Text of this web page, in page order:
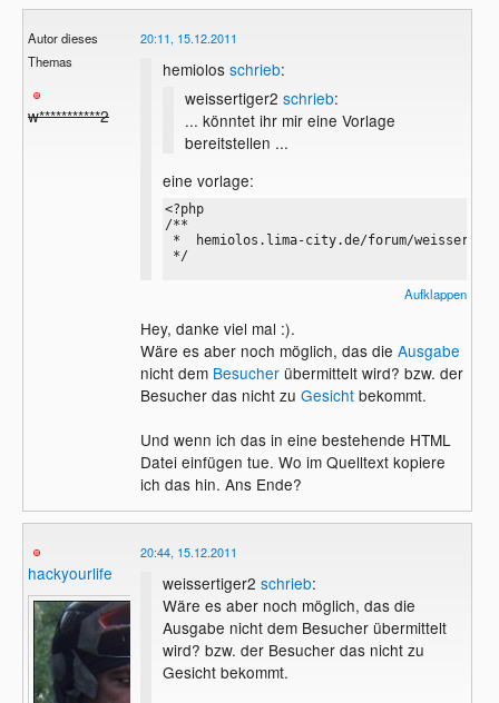
Autor dieses
Themas
w***********2
20:11, 15.12.2011
hemiolos schrieb:
weissertiger2 schrieb:
... könntet ihr mir eine Vorlage
bereitstellen ...
eine vorlage:
<?php
/**
*  hemiolos.lima-city.de/forum/
*/
$row     = "{$_SERVER['REMOTE_ADDR']} - -
$fhandle = fopen($fname,'a+');
if($fhandle) {
  $content = file($fname);
  fclose($fhandle);
} else {
$content = array('leider nicht
}
foreach($content as $row) {
  echo $row . '<br />';
}
was du da reischreiben willst, musst du
wohl selbst wissen. vorschlag: sehe dir die
unterschiedlichen logformate des apache
servers an (mach es kompatibel ;)
... Und sowas
$ipadresse ="$REMOTE_ADDR"
sollte vermieden werden. Variablen
Aufklappen
Hey, danke viel mal :).
Wäre es aber noch möglich, das die Ausgabe
nicht dem Besucherübermittelt wird? bzw. der
Besucher das nicht zu Gesichtbekommt.
Und wenn ich das in eine bestehende HTML
Datei einfügen tue. Wo im Quelltext kopiere
ich das hin. Ans Ende?
hackyourlife
20:44, 15.12.2011
weissertiger2 schrieb:
Wäre es aber noch möglich, das die
Ausgabe nicht dem Besucher übermittelt
wird? bzw. der Besucher das nicht zu
Gesicht bekommt.